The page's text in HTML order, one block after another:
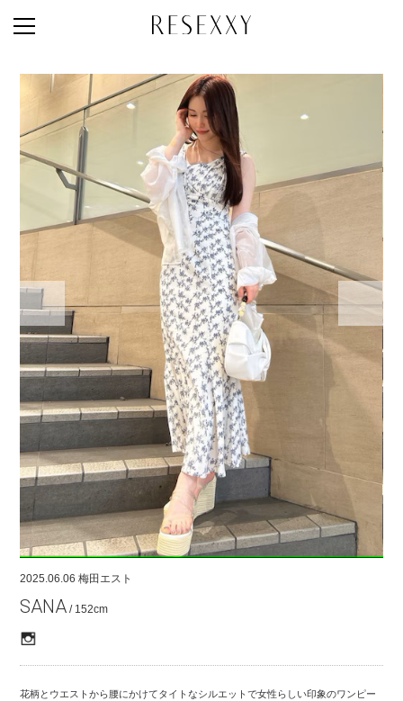
STAFF STYLE
2025.06.06 梅田エスト
SANA / 152cm
花柄とウエストから腰にかけてタイトなシルエットで女性らしい印象のワンピー
NEWS
MAGAZINE
LOOK BOOK
NEW ARRIVAL
RANKING
ACCOUNT
SHOP LIST
CONCEPT
ONLINE STORE
COMPANY
CONTACT
RECRUIT
FOR BUSINESS PARTNER